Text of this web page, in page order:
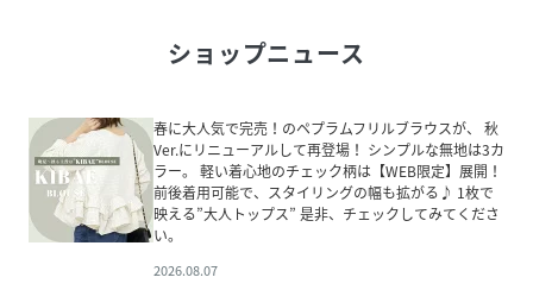
ショップニュース
春に大人気で完売！のペプラムフリルブラウスが、 秋
Ver.にリニューアルして再登場！ シンプルな無地は3カ
ラー。 軽い着心地のチェック柄は【WEB限定】展開！
前後着用可能で、スタイリングの幅も拡がる♪ 1枚で
映える”大人トップス” 是非、チェックしてみてくださ
い。
2026.08.07